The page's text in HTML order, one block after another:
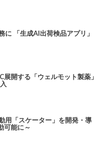
「生成AI出荷検品アプリ」
開する「ウェルモット製薬」
用「スケーター」を開発・導
可能に～